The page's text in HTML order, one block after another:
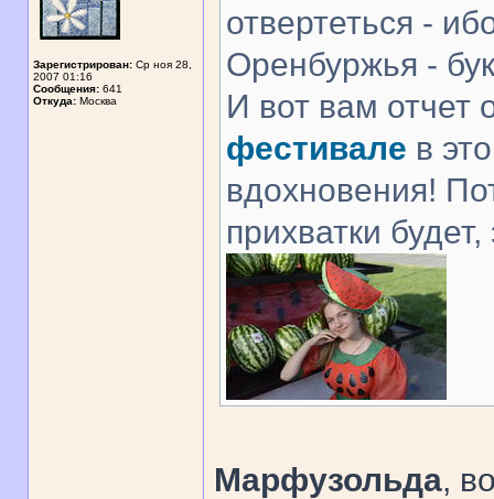
Зарегистрирован: Ср ноя 28,
2007 01:16
Сообщения: 641
Откуда: Москва
отвертеться -
Оренбуржья -
И вот вам отчет
фестивале в
вдохновения!
прихватки будет,
Марфузольда,